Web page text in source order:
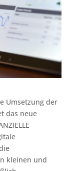
Umsetzung der
das neue
kleinen und